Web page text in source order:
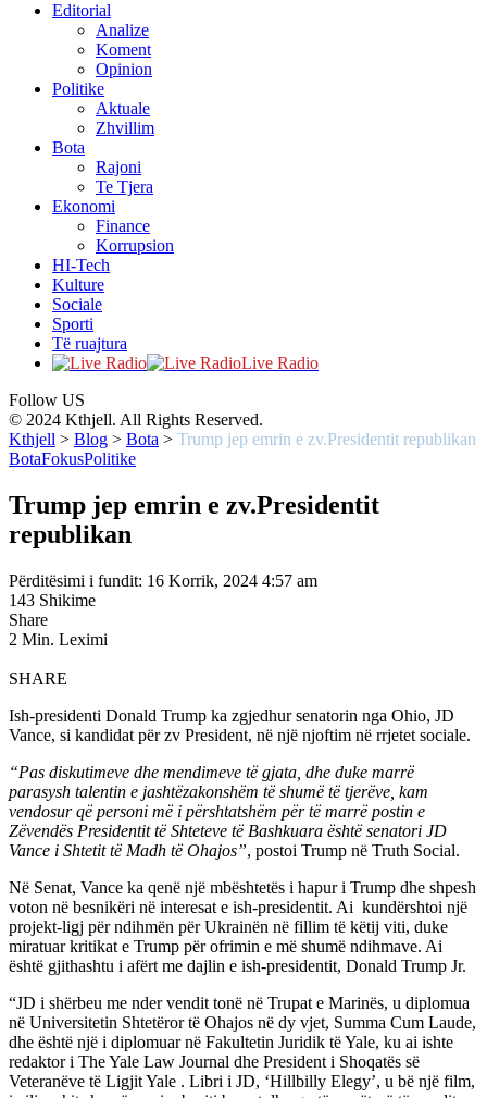
Editorial
Analize
Koment
Opinion
Politike
Aktuale
Zhvillim
Bota
Rajoni
Te Tjera
Ekonomi
Finance
Korrupsion
HI-Tech
Kulture
Sociale
Sporti
Të ruajtura
Live Radio
Follow US
© 2024 Kthjell. All Rights Reserved.
Kthjell > Blog > Bota > Trump jep emrin e zv.Presidentit republikan
BotaFokusPolitike
Trump jep emrin e zv.Presidentit
republikan
Përditësimi i fundit: 16 Korrik, 2024 4:57 am
143 Shikime
Share
2 Min. Leximi
SHARE
Ish-presidenti Donald Trump ka zgjedhur senatorin nga Ohio, JD
Vance, si kandidat për zv President, në një njoftim në rrjetet sociale.
“Pas diskutimeve dhe mendimeve të gjata, dhe duke marrë
parasysh talentin e jashtëzakonshëm të shumë të tjerëve, kam
vendosur që personi më i përshtatshëm për të marrë postin e
Zëvendës Presidentit të Shteteve të Bashkuara është senatori JD
Vance i Shtetit të Madh të Ohajos”, postoi Trump në Truth Social.
Në Senat, Vance ka qenë një mbështetës i hapur i Trump dhe shpesh
voton në besnikëri në interesat e ish-presidentit. Ai kundërshtoi një
projekt-ligj për ndihmën për Ukrainën në fillim të këtij viti, duke
miratuar kritikat e Trump për ofrimin e më shumë ndihmave. Ai
është gjithashtu i afërt me dajlin e ish-presidentit, Donald Trump Jr.
“JD i shërbeu me nder vendit tonë në Trupat e Marinës, u diplomua
në Universitetin Shtetëror të Ohajos në dy vjet, Summa Cum Laude,
dhe është një i diplomuar në Fakultetin Juridik të Yale, ku ai ishte
redaktor i The Yale Law Journal dhe President i Shoqatës së
Veteranëve të Ligjit Yale . Libri i JD, ‘Hillbilly Elegy’, u bë një film,